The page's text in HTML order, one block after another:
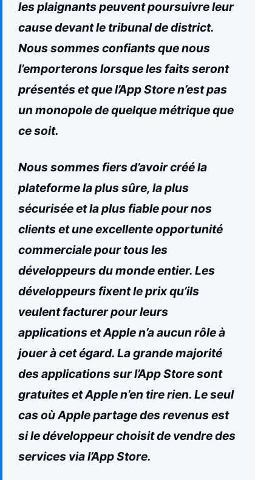
les plaignants peuvent poursuivre leur
cause devant le tribunal de district.
Nous sommes confiants que nous
l’emporterons lorsque les faits seront
présentés et que l’App Store n’est pas
un monopole de quelque métrique que
ce soit.
Nous sommes fiers d’avoir créé la
plateforme la plus sûre, la plus
sécurisée et la plus fiable pour nos
clients et une excellente opportunité
commerciale pour tous les
développeurs du monde entier. Les
développeurs fixent le prix qu’ils
veulent facturer pour leurs
applications et Apple n’a aucun rôle à
jouer à cet égard. La grande majorité
des applications sur l’App Store sont
gratuites et Apple n’en tire rien. Le seul
cas où Apple partage des revenus est
si le développeur choisit de vendre des
services via l’App Store.